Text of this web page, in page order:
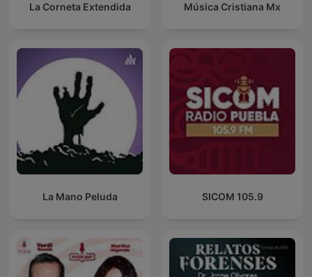
La Corneta Extendida Música Cristiana Mx
La Mano Peluda SICOM 105.9